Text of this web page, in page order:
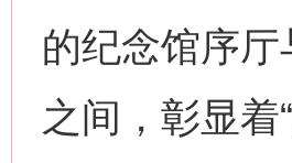
的纪念馆序
之间，彰显着